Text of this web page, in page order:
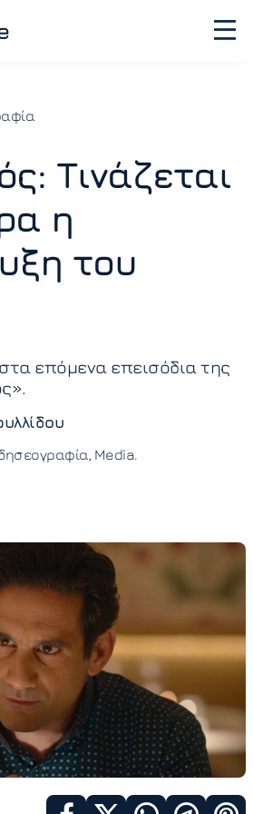
Τινάζεται
η
του
στα επόμενα επεισόδια της
Media